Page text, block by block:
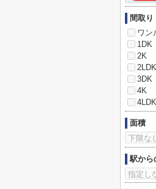
間取り
ワン
1DK
2K
2LDK
3DK
4K
面積
駅から